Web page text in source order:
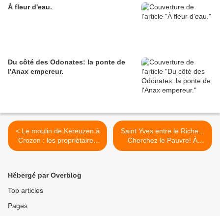
À fleur d'eau.
Du côté des Odonates: la ponte de
l'Anax empereur.
< Le moulin de Kereuzen à
Crozon : les propriétaires
au XIXe et la censive (droit
Saint Yves entre le Riche...
Cherchez le Pauvre! À
Quimper au Musée
Hébergé par Overblog
Top articles
Pages